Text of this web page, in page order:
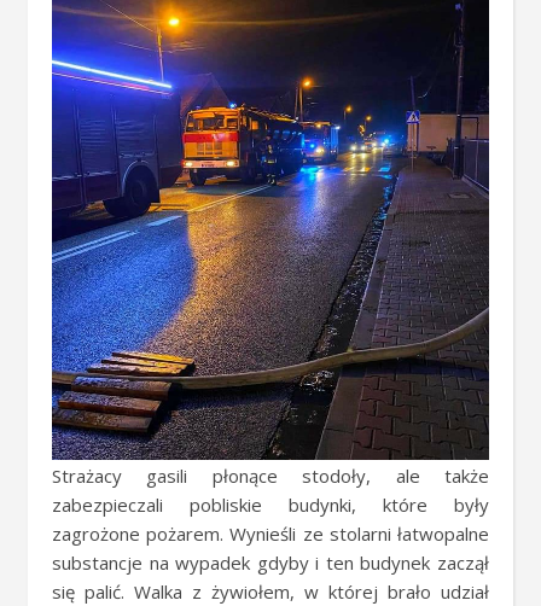
Strażacy gasili płonące stodoły, ale także
zabezpieczali pobliskie budynki, które były
zagrożone pożarem. Wynieśli ze stolarni łatwopalne
substancje na wypadek gdyby i ten budynek zaczął
się palić. Walka z żywiołem, w której brało udział